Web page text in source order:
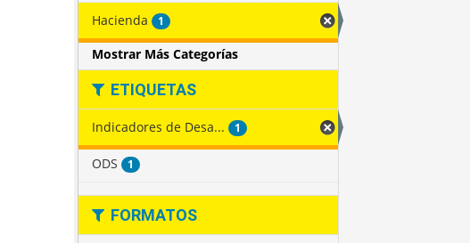
Hacienda 1
Mostrar Más Categorías
ETIQUETAS
Indicadores de Desa... 1
ODS 1
FORMATOS